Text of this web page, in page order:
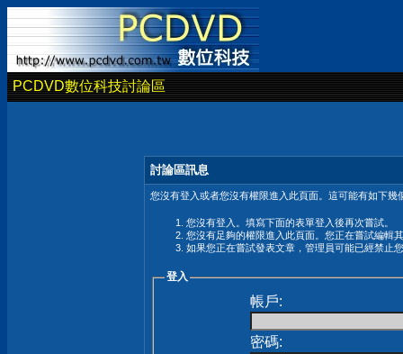
PCDVD數位科技討論區
討論區訊息
您沒有登入或者您沒有權限進入此頁面。這可能有如下幾
您沒有登入。填寫下面的表單登入後再次嘗試。
您沒有足夠的權限進入此頁面。您正在嘗試編輯
如果您正在嘗試發表文章，管理員可能已經禁止
登入
帳戶:
密碼: